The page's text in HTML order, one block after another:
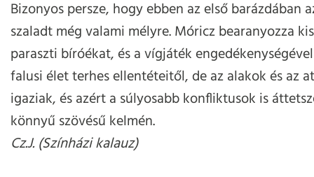
Bizonyos persze, hogy ebben az első barázdában
szaladt még valami mélyre. Móricz bearanyozza
paraszti bíróékat, és a vígjáték
falusi élet terhes ellentéteitől, de az alakok és az
igaziak, és azért a súlyosabb konfliktusok is
könnyű szövésű kelmén.
Cz.J. (Színházi kalauz)